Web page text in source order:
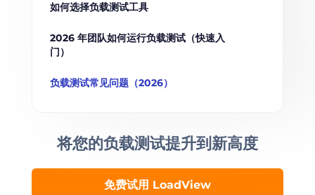
如何选择负载测试工具
2026 年团队如何运行负载测试（快速入
门）
负载测试常见问题（2026）
将您的负载测试提升到 新高度
免费试用 LoadView